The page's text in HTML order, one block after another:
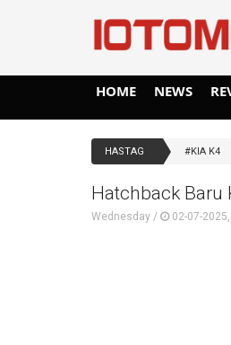
HOME NEWS
HASTAG #KIA K4
Hatchback Baru
Wednesday / 02-07-